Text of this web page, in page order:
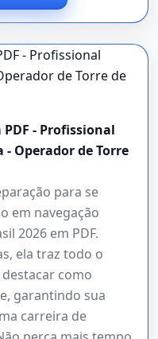
- Profissional
- Operador de Torre
para se
em navegação
2026 em PDF.
ela traz todo o
como
garantindo sua
carreira de